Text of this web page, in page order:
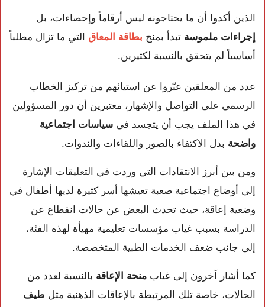
الذين أكدوا أن ما يحتاجونه ليس أرقاماً وإحصاءات، بل
إجراءات ملموسة تبدأ بمنح بطاقة المعاق التي ما تزال مطلباً
أساسياً لم يتحقق بالنسبة لكثيرين.
عدد من المعلقين عبّروا عن استيائهم من تركيز الخطاب
الرسمي على التواصل والإشهار، معتبرين أن دور المسؤولين
في هذا الملف يجب أن يتجسد في سياسات اجتماعية
واضحة بدل الاكتفاء بالصور واللقاءات والندوات.
ومن بين أبرز الانتقادات التي وردت في التعليقات الإشارة
إلى أوضاع اجتماعية صعبة تعيشها أسر كثيرة لديها أطفال في
وضعية إعاقة، حيث تحدث البعض عن حالات انقطاع عن
الدراسة بسبب غياب مؤسسات تعليمية مهيأة لهذه الفئة،
إلى جانب ضعف الخدمات الطبية المتخصصة.
كما أشار آخرون إلى غياب منحة الإعاقة بالنسبة لعدد من
الحالات، خاصة تلك المرتبطة بالإعاقات الذهنية مثل طيف